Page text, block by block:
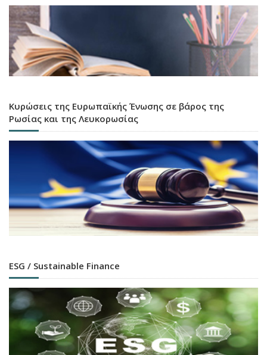
Κυρώσεις της Ευρωπαϊκής Ένωσης σε βάρος της
Ρωσίας και της Λευκορωσίας
ESG / Sustainable Finance